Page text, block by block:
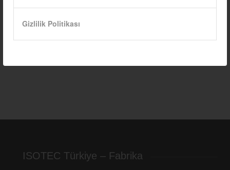
Gizlilik Politikası
çalışmalarını ifade eder. Bu teknoloji, MALZEMELERİN
12/03/2025
ISOTEC Türkiye – Fabrika